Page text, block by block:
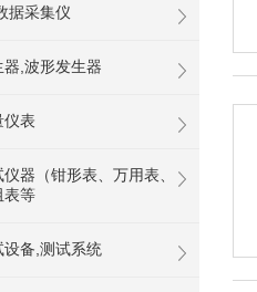
据采集仪
器,波形发生器
仪表
器（钳形表、万用表、
表等
设备,测试系统